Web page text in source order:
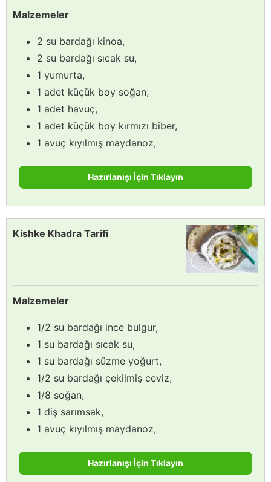
Malzemeler
2 su bardağı kinoa,
2 su bardağı sıcak su,
1 yumurta,
1 adet küçük boy soğan,
1 adet havuç,
1 adet küçük boy kırmızı biber,
1 avuç kıyılmış maydanoz,
Hazırlanışı İçin Tıklayın
Kishke Khadra Tarifi
Malzemeler
1/2 su bardağı ince bulgur,
1 su bardağı sıcak su,
1 su bardağı süzme yoğurt,
1/2 su bardağı çekilmiş ceviz,
1/8 soğan,
1 diş sarımsak,
1 avuç kıyılmış maydanoz,
Hazırlanışı İçin Tıklayın